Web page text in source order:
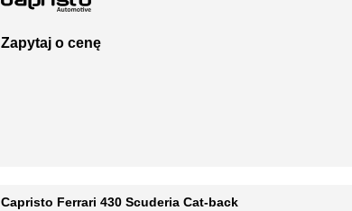
Zapytaj o cenę
Capristo Ferrari 430 Scuderia Cat-back